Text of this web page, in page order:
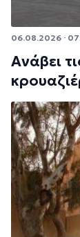
06.08.2026 ·
Ανάβει